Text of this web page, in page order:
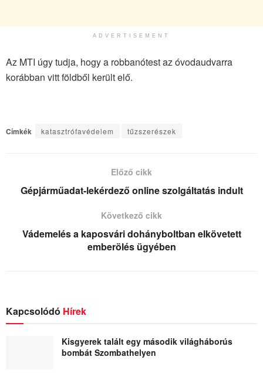
ADVERTISEMENT
Az MTI úgy tudja, hogy a robbanótest az óvodaudvarra
korábban vitt földből került elő.
Címkék katasztrófavédelem tűzszerészek
Előző cikk
Gépjárműadat-lekérdező online szolgáltatás indult
Következő cikk
Vádemelés a kaposvári dohányboltban elkövetett
emberölés ügyében
Kapcsolódó Hírek
Kisgyerek talált egy második világháborús
bombát Szombathelyen